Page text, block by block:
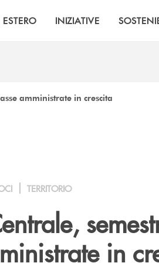
ESTERO INIZIATIVE
amministrate in crescita
TERRITORIO
in